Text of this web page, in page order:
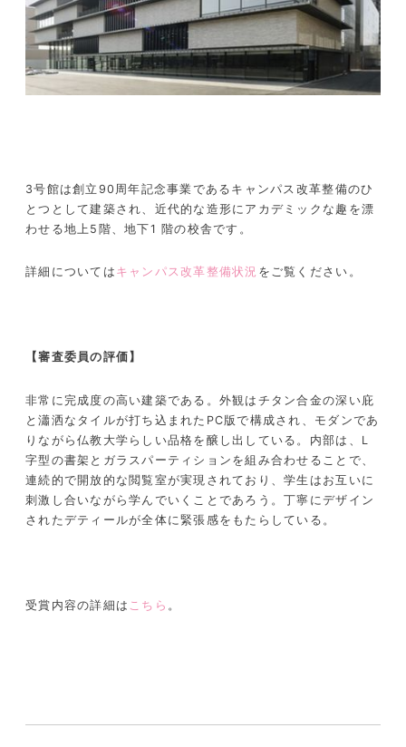
3号館は創立90周年記念事業であるキャンパス改革整備のひ
とつとして建築され、近代的な造形にアカデミックな趣を漂
わせる地上5階、地下1 階の校舎です。
詳細については キャンパス改革整備状況 をご覧ください。
【審査委員の評価】
非常に完成度の高い建築である。外観はチタン合金の深い庇
と瀟洒なタイルが打ち込まれたPC版で構成され、モダンであ
りながら仏教大学らしい品格を醸し出している。内部は、L
字型の書架とガラスパーティションを組み合わせることで、
連続的で開放的な閲覧室が実現されており、学生はお互いに
刺激し合いながら学んでいくことであろう。丁寧にデザイン
されたデティールが全体に緊張感をもたらしている。
受賞内容の詳細は こちら 。